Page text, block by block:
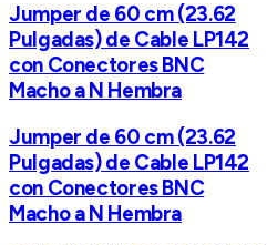
Jumper de 60 cm (23.62
Pulgadas) de Cable LP142
con Conectores BNC
Macho a N Hembra
Jumper de 60 cm (23.62
Pulgadas) de Cable LP142
con Conectores BNC
Macho a N Hembra